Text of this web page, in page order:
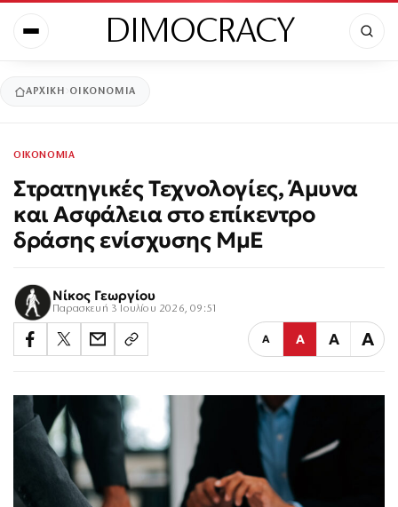
DIMOCRACY
ΑΡΧΙΚΉ ΟΙΚΟΝΟΜΙΑ
ΟΙΚΟΝΟΜΙΑ
Στρατηγικές Τεχνολογίες, Άμυνα
και Ασφάλεια στο επίκεντρο
δράσης ενίσχυσης ΜμΕ
Νίκος Γεωργίου
Παρασκευή 3 Ιουλίου 2026, 09:51
Α Α Α Α